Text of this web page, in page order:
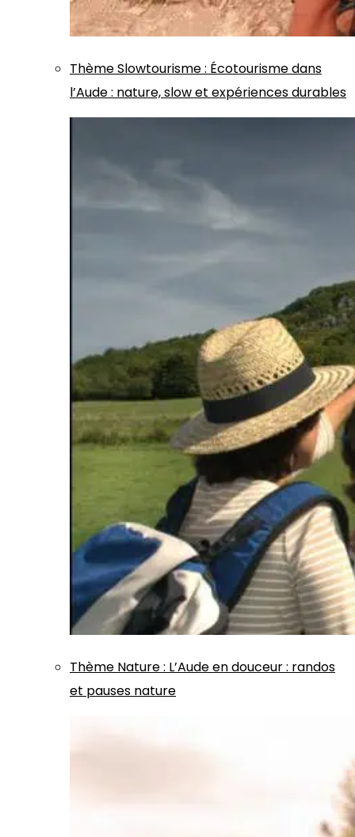
ThèmeSlowtourisme: Écotourisme dans
l’Aude : nature, slow et expériences durables
Thème Nature: L’Aude en douceur : randos
et pauses nature